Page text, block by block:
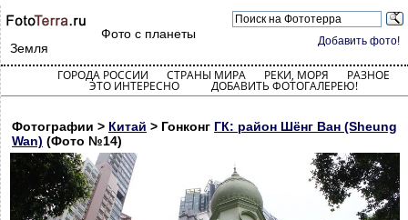
Добавить фото!
Фото с планеты
Земля
ГОРОДА РОССИИ СТРАНЫ МИРА РЕКИ, МОРЯ РАЗНОЕ
ЭТО ИНТЕРЕСНО ДОБАВИТЬ ФОТОГАЛЕРЕЮ!
Фотографии > Китай > Гонконг ГК: район Шёнг Ван (Sheung
Wan) (Фото №14)